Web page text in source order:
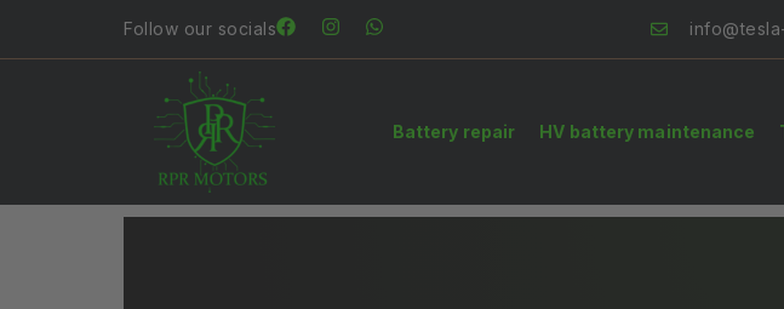
Follow our socials
Battery repair HV battery maintenance